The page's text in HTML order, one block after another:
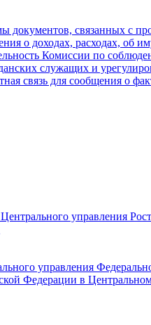
документов, связанных с
о доходах, расходах, об
Комиссии по
служащих и
связь для сообщения о
управления
управления
Федерации в